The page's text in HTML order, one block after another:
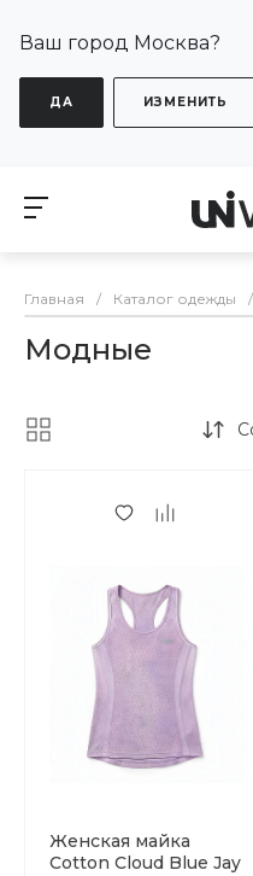
Ваш город Москва?
ДА ИЗМЕНИТЬ
Главная / Каталог одежды /
Модные
Женская майка
Cotton Cloud Blue Jay